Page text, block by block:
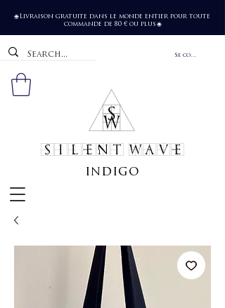
🌐 Livraison gratuite dans le monde entier pour toute
commande de 80 € ou plus 🌐
Se connecter
SILENT WAVE
indigo